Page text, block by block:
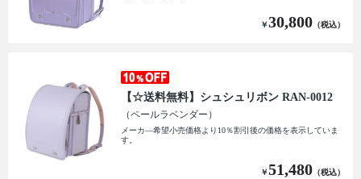
￥30,800 （税込）
【☆送料無料】シュシュリボン RAN-0012
（ペールラベンダー）
メーカ―希望小売価格より10％割引後の価格を表示していま
す。
￥51,480 （税込）